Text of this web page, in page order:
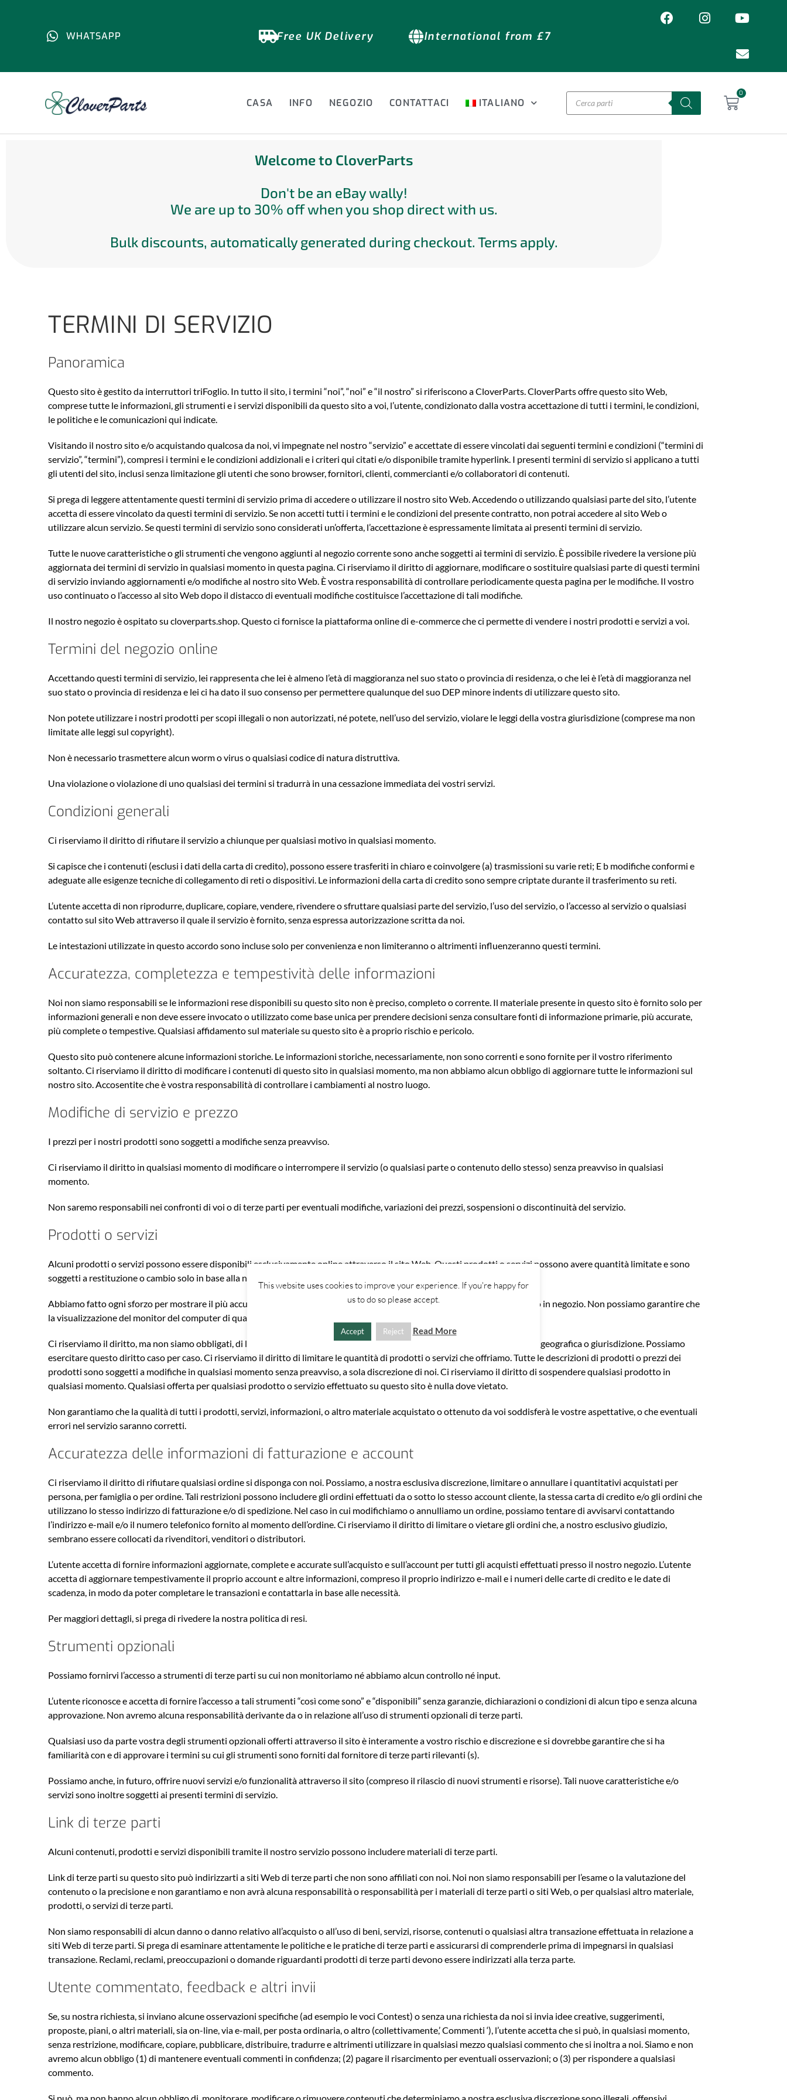
WHATSAPP Free UK Delivery International from £7
CASA INFO NEGOZIO CONTATTACI ITALIANO
0
Welcome to CloverParts
Don't be an eBay wally!
We are up to 30% off when you shop direct with us.
Bulk discounts, automatically generated during checkout. Terms apply.
TERMINI DI SERVIZIO
Panoramica
Questo sito è gestito da interruttori triFoglio. In tutto il sito, i termini “noi”, “noi” e “il nostro” si riferiscono a CloverParts. CloverParts offre questo sito Web,
comprese tutte le informazioni, gli strumenti e i servizi disponibili da questo sito a voi, l’utente, condizionato dalla vostra accettazione di tutti i termini, le condizioni,
le politiche e le comunicazioni qui indicate.
Visitando il nostro sito e/o acquistando qualcosa da noi, vi impegnate nel nostro “servizio” e accettate di essere vincolati dai seguenti termini e condizioni (“termini di
servizio”, “termini”), compresi i termini e le condizioni addizionali e i criteri qui citati e/o disponibile tramite hyperlink. I presenti termini di servizio si applicano a tutti
gli utenti del sito, inclusi senza limitazione gli utenti che sono browser, fornitori, clienti, commercianti e/o collaboratori di contenuti.
Si prega di leggere attentamente questi termini di servizio prima di accedere o utilizzare il nostro sito Web. Accedendo o utilizzando qualsiasi parte del sito, l’utente
accetta di essere vincolato da questi termini di servizio. Se non accetti tutti i termini e le condizioni del presente contratto, non potrai accedere al sito Web o
utilizzare alcun servizio. Se questi termini di servizio sono considerati un’offerta, l’accettazione è espressamente limitata ai presenti termini di servizio.
Tutte le nuove caratteristiche o gli strumenti che vengono aggiunti al negozio corrente sono anche soggetti ai termini di servizio. È possibile rivedere la versione più
aggiornata dei termini di servizio in qualsiasi momento in questa pagina. Ci riserviamo il diritto di aggiornare, modificare o sostituire qualsiasi parte di questi termini
di servizio inviando aggiornamenti e/o modifiche al nostro sito Web. È vostra responsabilità di controllare periodicamente questa pagina per le modifiche. Il vostro
uso continuato o l’accesso al sito Web dopo il distacco di eventuali modifiche costituisce l’accettazione di tali modifiche.
Il nostro negozio è ospitato su cloverparts.shop. Questo ci fornisce la piattaforma online di e-commerce che ci permette di vendere i nostri prodotti e servizi a voi.
Termini del negozio online
Accettando questi termini di servizio, lei rappresenta che lei è almeno l’età di maggioranza nel suo stato o provincia di residenza, o che lei è l’età di maggioranza nel
suo stato o provincia di residenza e lei ci ha dato il suo consenso per permettere qualunque del suo DEP minore indents di utilizzare questo sito.
Non potete utilizzare i nostri prodotti per scopi illegali o non autorizzati, né potete, nell’uso del servizio, violare le leggi della vostra giurisdizione (comprese ma non
limitate alle leggi sul copyright).
Non è necessario trasmettere alcun worm o virus o qualsiasi codice di natura distruttiva.
Una violazione o violazione di uno qualsiasi dei termini si tradurrà in una cessazione immediata dei vostri servizi.
Condizioni generali
Ci riserviamo il diritto di rifiutare il servizio a chiunque per qualsiasi motivo in qualsiasi momento.
Si capisce che i contenuti (esclusi i dati della carta di credito), possono essere trasferiti in chiaro e coinvolgere (a) trasmissioni su varie reti; E b modifiche conformi e
adeguate alle esigenze tecniche di collegamento di reti o dispositivi. Le informazioni della carta di credito sono sempre criptate durante il trasferimento su reti.
L’utente accetta di non riprodurre, duplicare, copiare, vendere, rivendere o sfruttare qualsiasi parte del servizio, l’uso del servizio, o l’accesso al servizio o qualsiasi
contatto sul sito Web attraverso il quale il servizio è fornito, senza espressa autorizzazione scritta da noi.
Le intestazioni utilizzate in questo accordo sono incluse solo per convenienza e non limiteranno o altrimenti influenzeranno questi termini.
Accuratezza, completezza e tempestività delle informazioni
Noi non siamo responsabili se le informazioni rese disponibili su questo sito non è preciso, completo o corrente. Il materiale presente in questo sito è fornito solo per
informazioni generali e non deve essere invocato o utilizzato come base unica per prendere decisioni senza consultare fonti di informazione primarie, più accurate,
più complete o tempestive. Qualsiasi affidamento sul materiale su questo sito è a proprio rischio e pericolo.
Questo sito può contenere alcune informazioni storiche. Le informazioni storiche, necessariamente, non sono correnti e sono fornite per il vostro riferimento
soltanto. Ci riserviamo il diritto di modificare i contenuti di questo sito in qualsiasi momento, ma non abbiamo alcun obbligo di aggiornare tutte le informazioni sul
nostro sito. Accosentite che è vostra responsabilità di controllare i cambiamenti al nostro luogo.
Modifiche di servizio e prezzo
I prezzi per i nostri prodotti sono soggetti a modifiche senza preavviso.
Ci riserviamo il diritto in qualsiasi momento di modificare o interrompere il servizio (o qualsiasi parte o contenuto dello stesso) senza preavviso in qualsiasi
momento.
Non saremo responsabili nei confronti di voi o di terze parti per eventuali modifiche, variazioni dei prezzi, sospensioni o discontinuità del servizio.
Prodotti o servizi
Alcuni prodotti o servizi possono essere disponibili esclusivamente online attraverso il sito Web. Questi prodotti o servizi possono avere quantità limitate e sono
soggetti a restituzione o cambio solo in base alla nostra politica di rimpatrio.
Abbiamo fatto ogni sforzo per mostrare il più accuratamente possibile i colori e le immagini dei nostri prodotti che appaiono in negozio. Non possiamo garantire che
la visualizzazione del monitor del computer di qualsiasi colore sarà accurata.
Ci riserviamo il diritto, ma non siamo obbligati, di limitare le vendite dei nostri prodotti o servizi a qualsiasi persona, regione geografica o giurisdizione. Possiamo
esercitare questo diritto caso per caso. Ci riserviamo il diritto di limitare le quantità di prodotti o servizi che offriamo. Tutte le descrizioni di prodotti o prezzi dei
prodotti sono soggetti a modifiche in qualsiasi momento senza preavviso, a sola discrezione di noi. Ci riserviamo il diritto di sospendere qualsiasi prodotto in
qualsiasi momento. Qualsiasi offerta per qualsiasi prodotto o servizio effettuato su questo sito è nulla dove vietato.
Non garantiamo che la qualità di tutti i prodotti, servizi, informazioni, o altro materiale acquistato o ottenuto da voi soddisferà le vostre aspettative, o che eventuali
errori nel servizio saranno corretti.
Accuratezza delle informazioni di fatturazione e account
Ci riserviamo il diritto di rifiutare qualsiasi ordine si disponga con noi. Possiamo, a nostra esclusiva discrezione, limitare o annullare i quantitativi acquistati per
persona, per famiglia o per ordine. Tali restrizioni possono includere gli ordini effettuati da o sotto lo stesso account cliente, la stessa carta di credito e/o gli ordini che
utilizzano lo stesso indirizzo di fatturazione e/o di spedizione. Nel caso in cui modifichiamo o annulliamo un ordine, possiamo tentare di avvisarvi contattando
l’indirizzo e-mail e/o il numero telefonico fornito al momento dell’ordine. Ci riserviamo il diritto di limitare o vietare gli ordini che, a nostro esclusivo giudizio,
sembrano essere collocati da rivenditori, venditori o distributori.
L’utente accetta di fornire informazioni aggiornate, complete e accurate sull’acquisto e sull’account per tutti gli acquisti effettuati presso il nostro negozio. L’utente
accetta di aggiornare tempestivamente il proprio account e altre informazioni, compreso il proprio indirizzo e-mail e i numeri delle carte di credito e le date di
scadenza, in modo da poter completare le transazioni e contattarla in base alle necessità.
Per maggiori dettagli, si prega di rivedere la nostra politica di resi.
Strumenti opzionali
Possiamo fornirvi l’accesso a strumenti di terze parti su cui non monitoriamo né abbiamo alcun controllo né input.
L’utente riconosce e accetta di fornire l’accesso a tali strumenti “così come sono” e “disponibili” senza garanzie, dichiarazioni o condizioni di alcun tipo e senza alcuna
approvazione. Non avremo alcuna responsabilità derivante da o in relazione all’uso di strumenti opzionali di terze parti.
Qualsiasi uso da parte vostra degli strumenti opzionali offerti attraverso il sito è interamente a vostro rischio e discrezione e si dovrebbe garantire che si ha
familiarità con e di approvare i termini su cui gli strumenti sono forniti dal fornitore di terze parti rilevanti (s).
Possiamo anche, in futuro, offrire nuovi servizi e/o funzionalità attraverso il sito (compreso il rilascio di nuovi strumenti e risorse). Tali nuove caratteristiche e/o
servizi sono inoltre soggetti ai presenti termini di servizio.
Link di terze parti
Alcuni contenuti, prodotti e servizi disponibili tramite il nostro servizio possono includere materiali di terze parti.
Link di terze parti su questo sito può indirizzarti a siti Web di terze parti che non sono affiliati con noi. Noi non siamo responsabili per l’esame o la valutazione del
contenuto o la precisione e non garantiamo e non avrà alcuna responsabilità o responsabilità per i materiali di terze parti o siti Web, o per qualsiasi altro materiale,
prodotti, o servizi di terze parti.
Non siamo responsabili di alcun danno o danno relativo all’acquisto o all’uso di beni, servizi, risorse, contenuti o qualsiasi altra transazione effettuata in relazione a
siti Web di terze parti. Si prega di esaminare attentamente le politiche e le pratiche di terze parti e assicurarsi di comprenderle prima di impegnarsi in qualsiasi
transazione. Reclami, reclami, preoccupazioni o domande riguardanti prodotti di terze parti devono essere indirizzati alla terza parte.
Utente commentato, feedback e altri invii
Se, su nostra richiesta, si inviano alcune osservazioni specifiche (ad esempio le voci Contest) o senza una richiesta da noi si invia idee creative, suggerimenti,
proposte, piani, o altri materiali, sia on-line, via e-mail, per posta ordinaria, o altro (collettivamente,’ Commenti ‘), l’utente accetta che si può, in qualsiasi momento,
senza restrizione, modificare, copiare, pubblicare, distribuire, tradurre e altrimenti utilizzare in qualsiasi mezzo qualsiasi commento che si inoltra a noi. Siamo e non
avremo alcun obbligo (1) di mantenere eventuali commenti in confidenza; (2) pagare il risarcimento per eventuali osservazioni; o (3) per rispondere a qualsiasi
commento.
This website uses cookies to improve your experience. If you're happy for
us to do so please accept.
Accept Reject Read More